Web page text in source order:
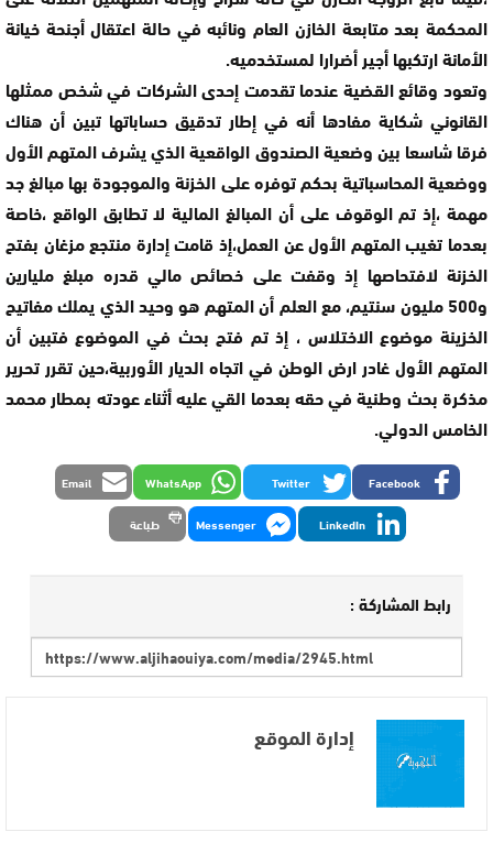
المحكمة بعد متابعة الخازن العام ونائبه في حالة اعتقال أجنحة خيانة
الأمانة ارتكبها أجير أضرارا لمستخدميه.
وتعود وقائع القضية عندما تقدمت إحدى الشركات في شخص ممثلها
القانوني شكاية مفادها أنه في إطار تدقيق حساباتها تبين أن هناك
فرقا شاسعا بين وضعية الصندوق الواقعية الذي يشرف المتهم الأول
ووضعية المحاسباتية بحكم توفره على الخزنة والموجودة بها مبالغ جد
مهمة ،إذ تم الوقوف على أن المبالغ المالية لا تطابق الواقع ،خاصة
بعدما تغيب المتهم الأول عن العمل،إذ قامت إدارة منتجع مزغان بفتح
الخزنة لافتحاصها إذ وقفت على خصائص مالي قدره مبلغ مليارين
و500 مليون سنتيم، مع العلم أن المتهم هو وحيد الذي يملك مفاتيح
الخزينة موضوع الاختلاس ، إذ تم فتح بحث في الموضوع فتبين أن
المتهم الأول غادر ارض الوطن في اتجاه الديار الأوربية،حين تقرر تحرير
مذكرة بحث وطنية في حقه بعدما القي عليه أثناء عودته بمطار محمد
الخامس الدولي.
Facebook
Twitter
WhatsApp
Email
LinkedIn
Messenger طباعة
رابط المشاركة :
إدارة الموقع